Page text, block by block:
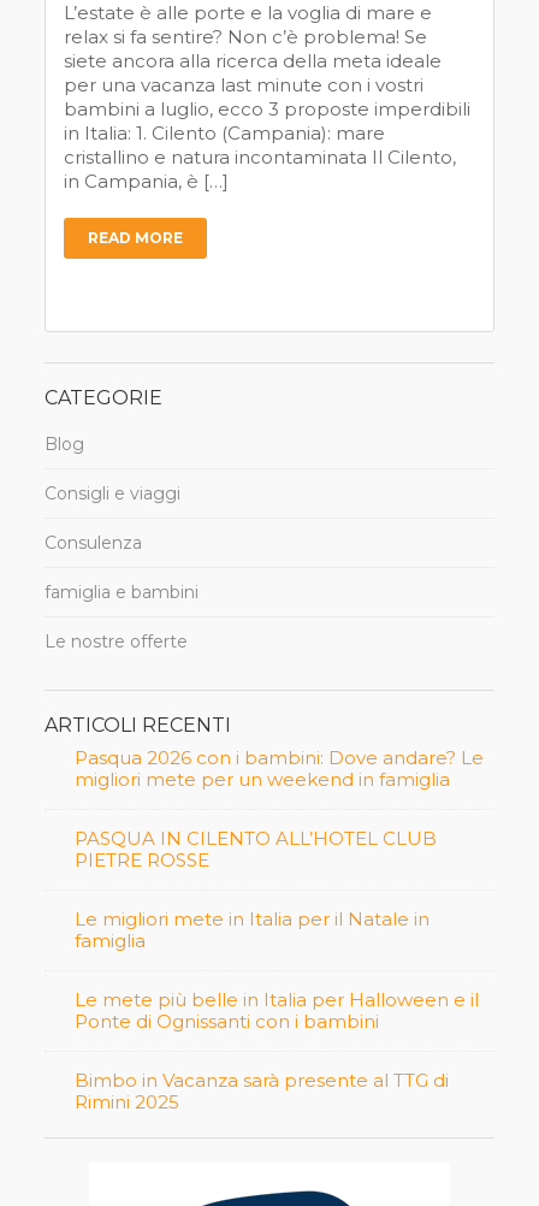
L’estate è alle porte e la voglia di mare e
relax si fa sentire? Non c’è problema! Se
siete ancora alla ricerca della meta ideale
per una vacanza last minute con i vostri
bambini a luglio, ecco 3 proposte imperdibili
in Italia: 1. Cilento (Campania): mare
cristallino e natura incontaminata Il Cilento,
in Campania, è […]
READ MORE
CATEGORIE
Blog
Consigli e viaggi
Consulenza
famiglia e bambini
Le nostre offerte
ARTICOLI RECENTI
Pasqua 2026 con i bambini: Dove andare? Le
migliori mete per un weekend in famiglia
PASQUA IN CILENTO ALL’HOTEL CLUB
PIETRE ROSSE
Le migliori mete in Italia per il Natale in
famiglia
Le mete più belle in Italia per Halloween e il
Ponte di Ognissanti con i bambini
Bimbo in Vacanza sarà presente al TTG di
Rimini 2025